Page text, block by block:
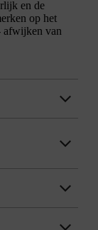
en de
op het
afwijken van